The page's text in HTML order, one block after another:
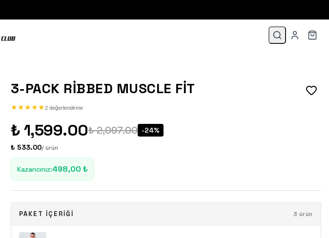
3-PACK RIBBED MUSCLE FIT
★
★★
★★
★★
★★
★2 değerlendirme
₺ 1,599.00₺ 2,097.00 -24%
₺ 533.00/ ürün
Kazancınız:498,00 ₺
PAKET İÇERİĞİ 3 ürün